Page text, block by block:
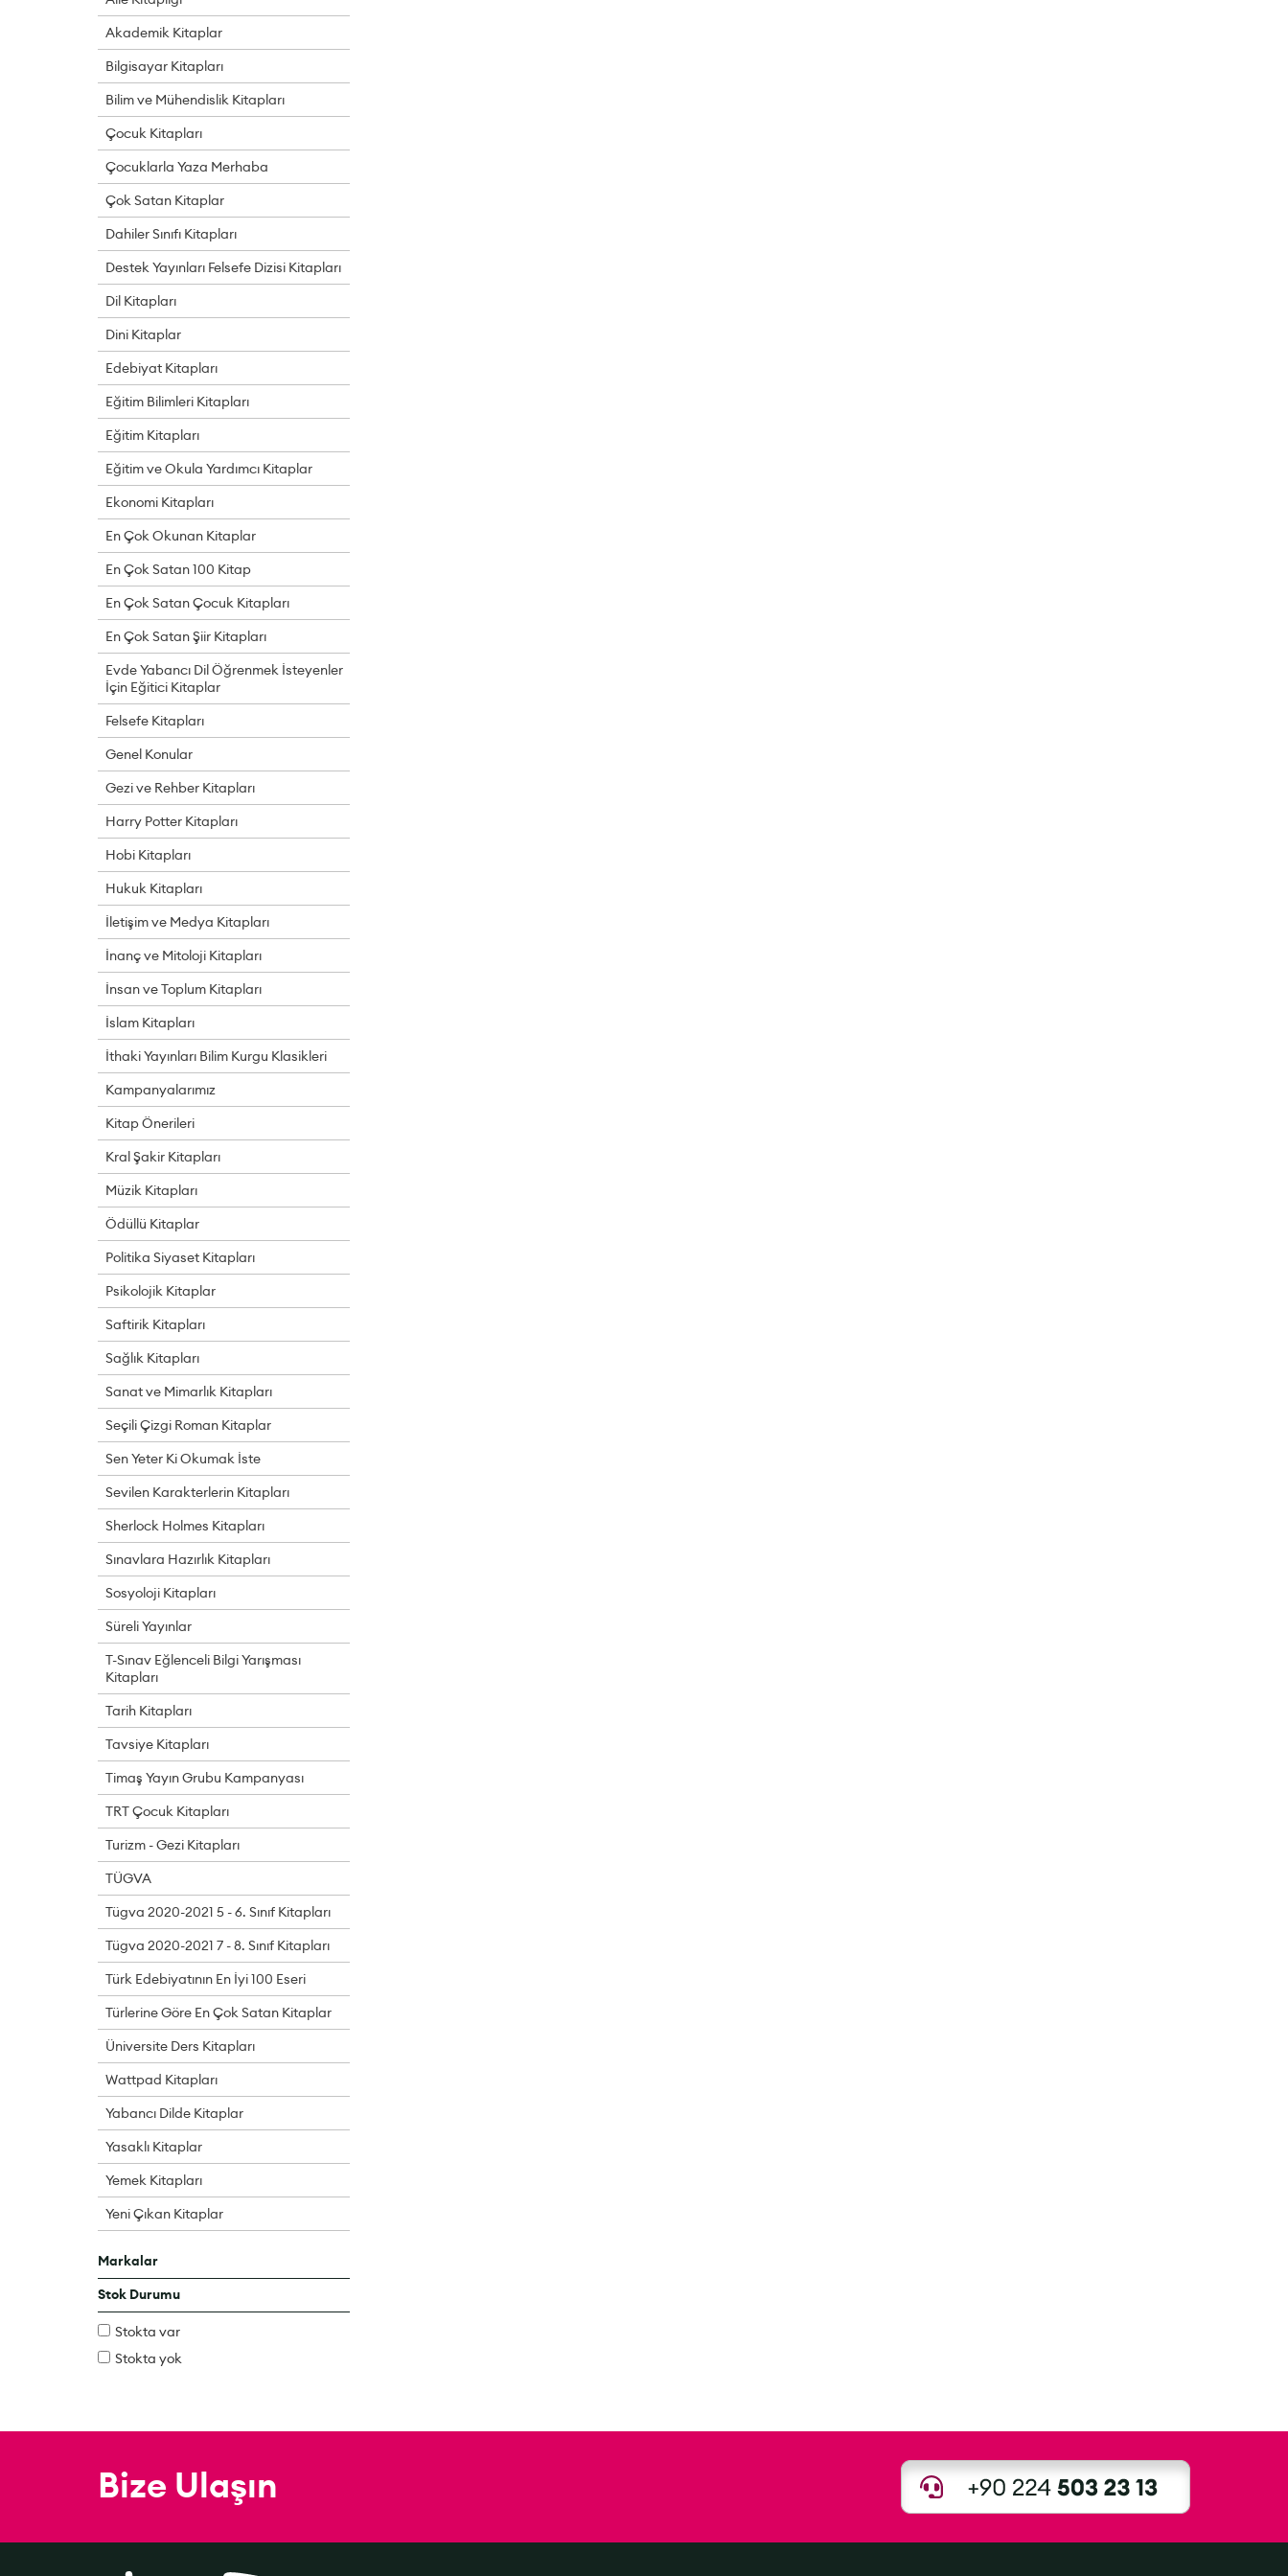
Akademik Kitaplar
Bilgisayar Kitapları
Bilim ve Mühendislik Kitapları
Çocuk Kitapları
Çocuklarla Yaza Merhaba
Çok Satan Kitaplar
Dahiler Sınıfı Kitapları
Destek Yayınları Felsefe Dizisi Kitapları
Dil Kitapları
Dini Kitaplar
Edebiyat Kitapları
Eğitim Bilimleri Kitapları
Eğitim Kitapları
Eğitim ve Okula Yardımcı Kitaplar
Ekonomi Kitapları
En Çok Okunan Kitaplar
En Çok Satan 100 Kitap
En Çok Satan Çocuk Kitapları
En Çok Satan Şiir Kitapları
Evde Yabancı Dil Öğrenmek İsteyenler
İçin Eğitici Kitaplar
Felsefe Kitapları
Genel Konular
Gezi ve Rehber Kitapları
Harry Potter Kitapları
Hobi Kitapları
Hukuk Kitapları
İletişim ve Medya Kitapları
İnanç ve Mitoloji Kitapları
İnsan ve Toplum Kitapları
İslam Kitapları
İthaki Yayınları Bilim Kurgu Klasikleri
Kampanyalarımız
Kitap Önerileri
Kral Şakir Kitapları
Müzik Kitapları
Ödüllü Kitaplar
Politika Siyaset Kitapları
Psikolojik Kitaplar
Saftirik Kitapları
Sağlık Kitapları
Sanat ve Mimarlık Kitapları
Seçili Çizgi Roman Kitaplar
Sen Yeter Ki Okumak İste
Sevilen Karakterlerin Kitapları
Sherlock Holmes Kitapları
Sınavlara Hazırlık Kitapları
Sosyoloji Kitapları
Süreli Yayınlar
T-Sınav Eğlenceli Bilgi Yarışması
Kitapları
Tarih Kitapları
Tavsiye Kitapları
Timaş Yayın Grubu Kampanyası
TRT Çocuk Kitapları
Turizm - Gezi Kitapları
TÜGVA
Tügva 2020-2021 5 - 6. Sınıf Kitapları
Tügva 2020-2021 7 - 8. Sınıf Kitapları
Türk Edebiyatının En İyi 100 Eseri
Türlerine Göre En Çok Satan Kitaplar
Üniversite Ders Kitapları
Wattpad Kitapları
Yabancı Dilde Kitaplar
Yasaklı Kitaplar
Yemek Kitapları
Yeni Çıkan Kitaplar
Markalar
Stok Durumu
Stokta var
Stokta yok
Bize Ulaşın